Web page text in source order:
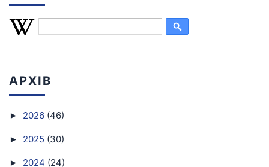
АРХІВ
► 2026 (46)
► 2025 (30)
► 2024 (24)